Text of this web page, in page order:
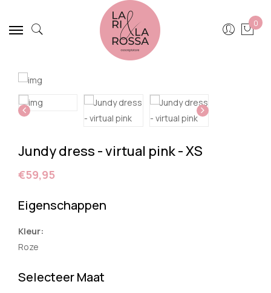
0
Jundy dress - virtual pink - XS
€59,95
Eigenschappen
Kleur:
Roze
Selecteer Maat